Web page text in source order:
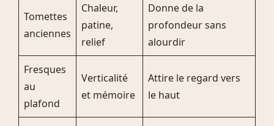
Tomettes
anciennes
Chaleur,
patine,
relief
Donne de la
profondeur sans
alourdir
Fresques
au
plafond
Verticalité
et mémoire
Attire le regard vers
le haut